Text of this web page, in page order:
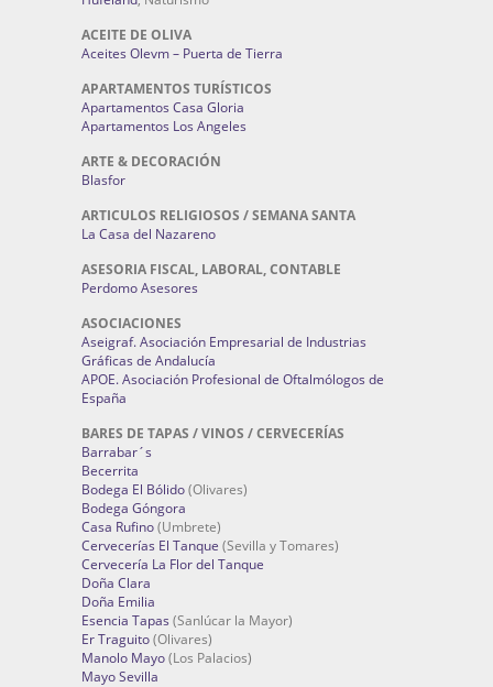
ACEITE DE OLIVA
Aceites Olevm – Puerta de Tierra
APARTAMENTOS TURÍSTICOS
Apartamentos Casa Gloria
Apartamentos Los Angeles
ARTE & DECORACIÓN
Blasfor
ARTICULOS RELIGIOSOS / SEMANA SANTA
La Casa del Nazareno
ASESORIA FISCAL, LABORAL, CONTABLE
Perdomo Asesores
ASOCIACIONES
Aseigraf. Asociación Empresarial de Industrias
Gráficas de Andalucía
APOE. Asociación Profesional de Oftalmólogos de
España
BARES DE TAPAS / VINOS / CERVECERÍAS
Barrabar´s
Becerrita
Bodega El Bólido(Olivares)
Bodega Góngora
Casa Rufino(Umbrete)
Cervecerías El Tanque (Sevilla y Tomares)
Cervecería La Flor del Tanque
Doña Clara
Doña Emilia
Esencia Tapas (Sanlúcar la Mayor)
Er Traguito(Olivares)
Manolo Mayo(Los Palacios)
Mayo Sevilla